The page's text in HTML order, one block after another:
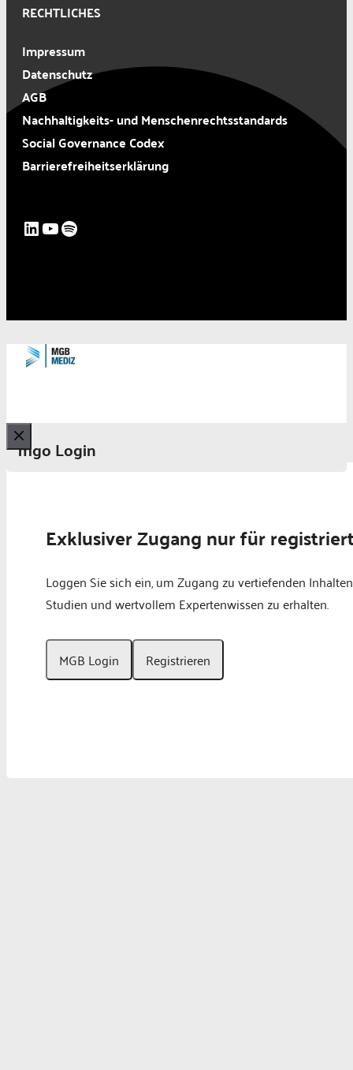
RECHTLICHES
Impressum
Datenschutz
AGB
Nachhaltigkeits- und Menschenrechtsstandards
Social Governance Codex
Barrierefreiheitserklärung
LinkedIn
YouTube
Spotify
mgo Login
Schließen
Exklusiver Zugang nur für
Loggen Sie sich ein, um Zugang zu vertiefenden
Studien und wertvollem Expertenwissen zu erhalten.
MGB Login Registrieren